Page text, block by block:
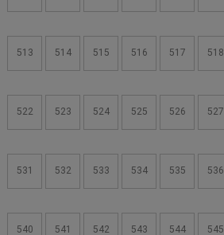
513 514 515 516 517 518
522 523 524 525 526 527
531 532 533 534 535 536
540 541 542 543 544 545